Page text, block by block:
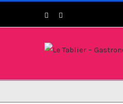
Instagram